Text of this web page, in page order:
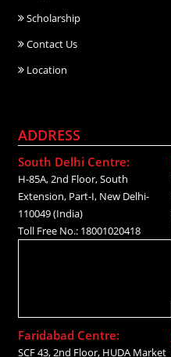
Scholarship
Contact Us
Location
ADDRESS
South Delhi Centre:
H-85A, 2nd Floor, South
Extension, Part-I, New Delhi-
110049 (India)
Toll Free No.: 18001020418
Faridabad Centre:
SCF 43, 2nd Floor, HUDA Market